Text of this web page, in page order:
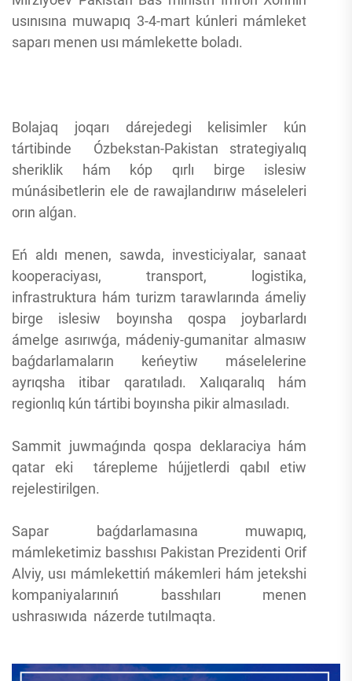
usınısına muwapıq 3-4-mart kúnleri mámleket
saparı menen usı mámlekette boladı.
Bolajaq joqarı dárejedegi kelisimler kún
tártibinde Ózbekstan-Pakistan strategiyalıq
sheriklik hám kóp qırlı birge islesiw
múnásibetlerin ele de rawajlandırıw máseleleri
orın alǵan.
Eń aldı menen, sawda, investiciyalar, sanaat
kooperaciyası, transport, logistika,
infrastruktura hám turizm tarawlarında ámeliy
birge islesiw boyınsha qospa joybarlardı
ámelge asırıwǵa, mádeniy-gumanitar almasıw
baǵdarlamaların keńeytiw máselelerine
ayrıqsha itibar qaratıladı. Xalıqaralıq hám
regionlıq kún tártibi boyınsha pikir almasıladı.
Sammit juwmaǵında qospa deklaraciya hám
qatar eki tárepleme hújjetlerdi qabıl etiw
rejelestirilgen.
Sapar baǵdarlamasına muwapıq,
mámleketimiz basshısı Pakistan Prezidenti Orif
Alviy, usı mámlekettiń mákemleri hám jetekshi
kompaniyalarınıń basshıları menen
ushrasıwıda názerde tutılmaqta.